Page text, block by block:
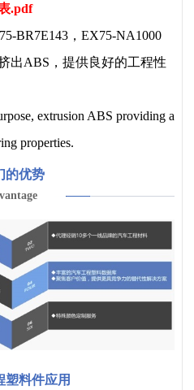
.pdf
BR7E143，EX75-NA1000
出ABS，提供良好的工程性
extrusion ABS providing a
properties.
的优势
塑料件应用